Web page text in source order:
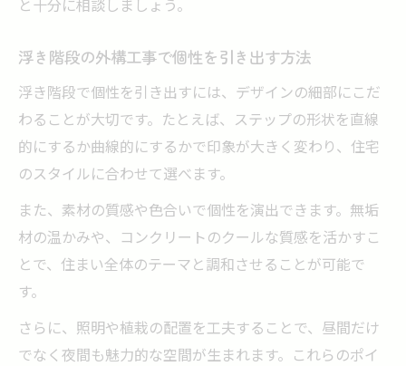
浮き階段の外構工事で個性を引き出す方法
浮き階段で個性を引き出すには、デザインの細部にこだ
わることが大切です。たとえば、ステップの形状を直線
的にするか曲線的にするかで印象が大きく変わり、住宅
のスタイルに合わせて選べます。
また、素材の質感や色合いで個性を演出できます。無垢
材の温かみや、コンクリートのクールな質感を活かすこ
とで、住まい全体のテーマと調和させることが可能で
す。
さらに、照明や植栽の配置を工夫することで、昼間だけ
でなく夜間も魅力的な空間が生まれます。これらのポイ